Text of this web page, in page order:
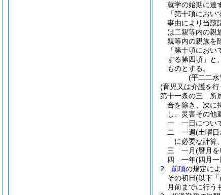
就学の始期に達
「第十項におい
事由により当該
は二親等内の親
親等内の親族を
「第十項にお
する第四項」と
ものとする。
(平二二
(育児又は介護を
第十一条の三
所
合を除き、次に
し、災害その他
一
一日につい
二
一週(土曜日
に必要な計算
三
一月(暦月を
四
一年(四月一
2
前項の規定に
その初日(以下「
月前までに行う